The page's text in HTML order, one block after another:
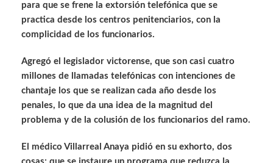
para que se frene la extorsión telefónica que se
practica desde los centros penitenciarios, con la
complicidad de los funcionarios.
Agregó el legislador victorense, que son casi cuatro
millones de llamadas telefónicas con intenciones de
chantaje los que se realizan cada año desde los
penales, lo que da una idea de la magnitud del
problema y de la colusión de los funcionarios del ramo.
El médico Villarreal Anaya pidió en su exhorto, dos